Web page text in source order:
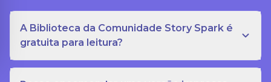
A Biblioteca da Comunidade Story Spark é
gratuita para leitura?